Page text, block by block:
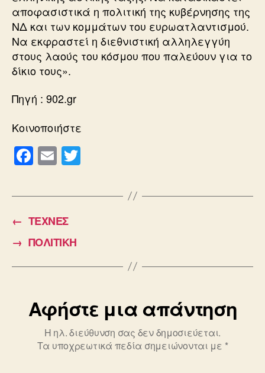
αποφασιστικά η πολιτική της κυβέρνησης της
ΝΔ και των κομμάτων του ευρωατλαντισμού.
Να εκφραστεί η διεθνιστική αλληλεγγύη
στους λαούς του κόσμου που παλεύουν για το
δίκιο τους».
Πηγή : 902.gr
Κοινοποιήστε
F
a
c
e
b
o
o
E
m
ailtt
← ΤΕΧΝΕΣ
→ ΠΟΛΙΤΙΚΗ
Αφήστε μια απάντηση
Η ηλ. διεύθυνση σας δεν δημοσιεύεται.
Τα υποχρεωτικά πεδία σημειώνονται με *